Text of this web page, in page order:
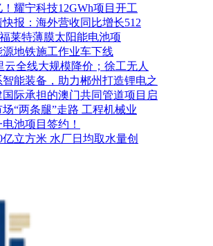
耀宁科技12GWh项目开工
报：海外营收同比增长512
莱特薄膜太阳能电池项
源地铁施工作业车下线
云全线大规模降价；徐工无人
能装备，助力郴州打造锂电之
际承担的澳门共同管道项目启
“两条腿”走路 工程机械业
池项目签约！
立方米 水厂日均取水量创